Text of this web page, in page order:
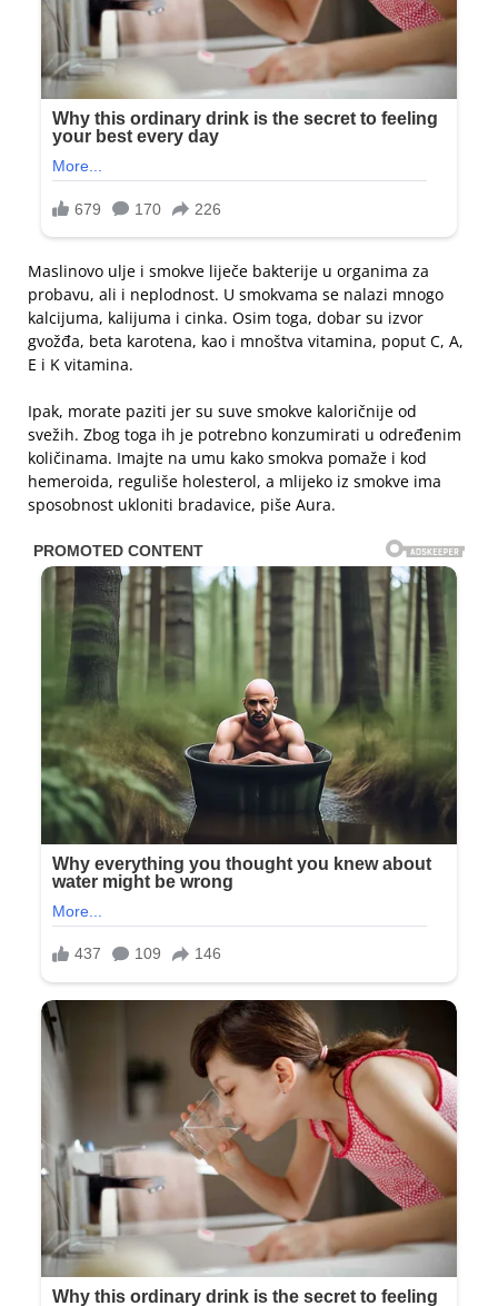
Maslinovo ulje i smokve liječe bakterije u organima za
probavu, ali i neplodnost. U smokvama se nalazi mnogo
kalcijuma, kalijuma i cinka. Osim toga, dobar su izvor
gvožđa, beta karotena, kao i mnoštva vitamina, poput C, A,
E i K vitamina.
Ipak, morate paziti jer su suve smokve kaloričnije od
svežih. Zbog toga ih je potrebno konzumirati u određenim
količinama. Imajte na umu kako smokva pomaže i kod
hemeroida, reguliše holesterol, a mlijeko iz smokve ima
sposobnost ukloniti bradavice, piše Aura.